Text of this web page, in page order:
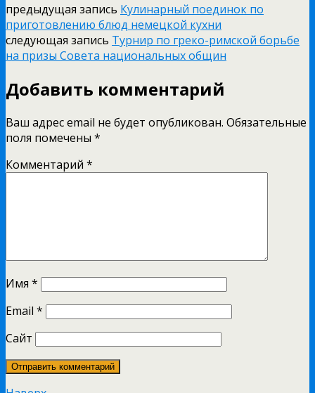
предыдущая запись Кулинарный поединок по
приготовлению блюд немецкой кухни
следующая запись Турнир по греко-римской борьбе
на призы Совета национальных общин
Добавить комментарий
Ваш адрес email не будет опубликован. Обязательные
поля помечены *
Комментарий *
Имя *
Email *
Сайт